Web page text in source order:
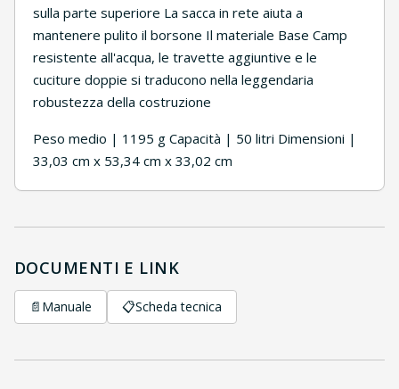
sulla parte superiore La sacca in rete aiuta a
mantenere pulito il borsone Il materiale Base Camp
resistente all'acqua, le travette aggiuntive e le
cuciture doppie si traducono nella leggendaria
robustezza della costruzione
Peso medio | 1195 g Capacità | 50 litri Dimensioni |
33,03 cm x 53,34 cm x 33,02 cm
DOCUMENTI E LINK
📄 Manuale 📋Scheda tecnica